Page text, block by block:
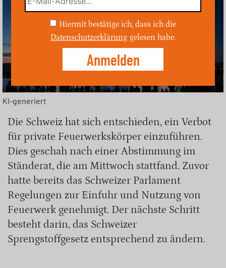
KI-generiert
Die Schweiz hat sich entschieden, ein Verbot
für private Feuerwerkskörper einzuführen.
Dies geschah nach einer Abstimmung im
Ständerat, die am Mittwoch stattfand. Zuvor
hatte bereits das Schweizer Parlament
Regelungen zur Einfuhr und Nutzung von
Feuerwerk genehmigt. Der nächste Schritt
besteht darin, das Schweizer
Sprengstoffgesetz entsprechend zu ändern.
Hiermit bestätige ich, dass ich die
Datenschutzerklärung gelesen habe.